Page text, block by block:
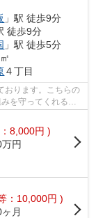
」駅 徒歩9分
徒歩9分
」駅 徒歩5分
４丁目
おります。こちらの
を守ってくれるの
8,000円 )
万円
：10,000円 )
月